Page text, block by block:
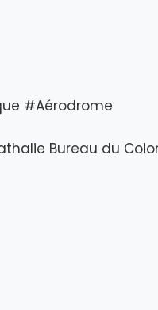
#Aérodrome
Bureau du